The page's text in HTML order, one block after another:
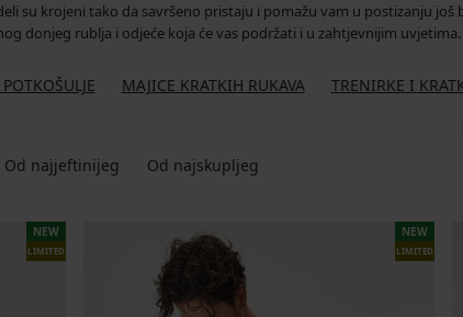
su krojeni tako da savršeno pristaju i pomažu vam u postizanju
donjeg rublja i odjeće koja će vas podržati i u zahtjevnijim uvjetima.
MAJICE KRATKIH RUKAVA TRENIRKE I
Od najjeftinijeg Od najskupljeg
NEW
LIMITED
NEW
LIMITED